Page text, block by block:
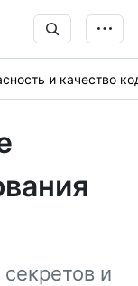
и качество
и